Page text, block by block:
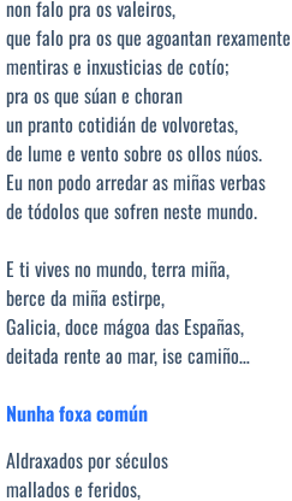
non falo pra os valeiros,
que falo pra os que agoantan rexamente
mentiras e inxusticias de cotío;
pra os que súan e choran
un pranto cotidián de volvoretas,
de lume e vento sobre os ollos núos.
Eu non podo arredar as miñas verbas
de tódolos que sofren neste mundo.
E ti vives no mundo, terra miña,
berce da miña estirpe,
Galicia, doce mágoa das Españas,
deitada rente ao mar, ise camiño…
Nunha foxa común
Aldraxados por séculos
mallados e feridos,